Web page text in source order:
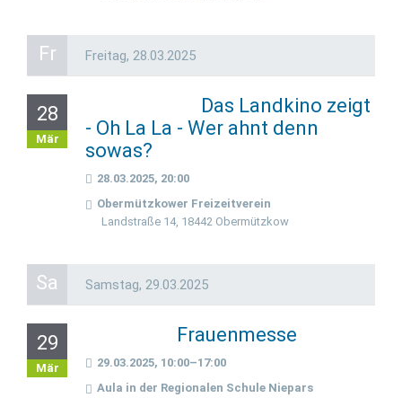
Fr Freitag, 28.03.2025
28
Mär
Das Landkino zeigt
- Oh La La - Wer ahnt denn
sowas?
28.03.2025, 20:00
Obermützkower Freizeitverein
Landstraße 14, 18442 Obermützkow
Sa Samstag, 29.03.2025
29
Mär
Frauenmesse
29.03.2025, 10:00–17:00
Aula in der Regionalen Schule Niepars